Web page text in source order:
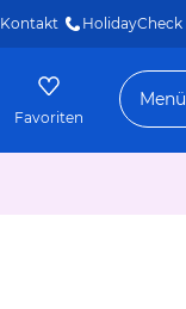
Kontakt HolidayCheck
Favoriten
Menü